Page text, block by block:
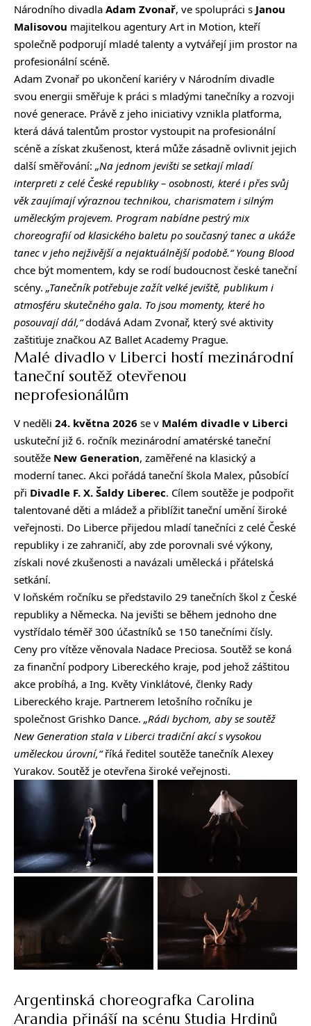
Národního divadla Adam Zvonař, ve spolupráci s Janou
Malisovou majitelkou agentury Art in Motion, kteří
společně podporují mladé talenty a vytvářejí jim prostor na
profesionální scéně.
Adam Zvonař po ukončení kariéry v Národním divadle
svou energii směřuje k práci s mladými tanečníky a rozvoji
nové generace. Právě z jeho iniciativy vznikla platforma,
která dává talentům prostor vystoupit na profesionální
scéně a získat zkušenost, která může zásadně ovlivnit jejich
další směřování: „Na jednom jevišti se setkají mladí
interpreti z celé České republiky – osobnosti, které i přes svůj
věk zaujímají výraznou technikou, charismatem i silným
uměleckým projevem. Program nabídne pestrý mix
choreografií od klasického baletu po současný tanec a ukáže
tanec v jeho nejživější a nejaktuálnější podobě.“ Young Blood
chce být momentem, kdy se rodí budoucnost české taneční
scény. „Tanečník potřebuje zažít velké jeviště, publikum i
atmosféru skutečného gala. To jsou momenty, které ho
posouvají dál,“dodává Adam Zvonař, který své aktivity
zaštiťuje značkou AZ Ballet Academy Prague.
Malé divadlo v Liberci hostí mezinárodní
taneční soutěž otevřenou
neprofesionálům
V neděli 24. května 2026 se v Malém divadle v Liberci
uskuteční již 6. ročník mezinárodní amatérské taneční
soutěže New Generation, zaměřené na klasický a
moderní tanec. Akci pořádá taneční škola Malex, působící
při Divadle F. X. Šaldy Liberec. Cílem soutěže je podpořit
talentované děti a mládež a přiblížit taneční umění široké
veřejnosti. Do Liberce přijedou mladí tanečníci z celé České
republiky i ze zahraničí, aby zde porovnali své výkony,
získali nové zkušenosti a navázali umělecká i přátelská
setkání.
V loňském ročníku se představilo 29 tanečních škol z České
republiky a Německa. Na jevišti se během jednoho dne
vystřídalo téměř 300 účastníků se 150 tanečními čísly.
Ceny pro vítěze věnovala Nadace Preciosa. Soutěž se koná
za finanční podpory Libereckého kraje, pod jehož záštitou
akce probíhá, a Ing. Květy Vinklátové, členky Rady
Libereckého kraje. Partnerem letošního ročníku je
společnost Grishko Dance. „Rádi bychom, aby se soutěž
New Generation stala v Liberci tradiční akcí s vysokou
uměleckou úrovní,“říká ředitel soutěže tanečník Alexey
Yurakov. Soutěž je otevřena široké veřejnosti.
Argentinská choreografka Carolina
Arandia přináší na scénu Studia Hrdinů